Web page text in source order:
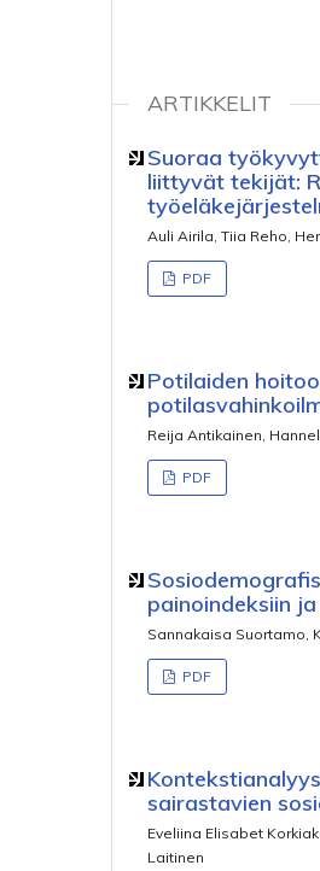
ARTIKKELIT
Suoraa
liittyvät tekijät:
Auli Airila, Tiia Reho,
PDF
Potilaiden
Reija Antikainen,
PDF
painoindeksiin
Sannakaisa Suortamo,
PDF
sairastavien
Eveliina Elisabet
Laitinen